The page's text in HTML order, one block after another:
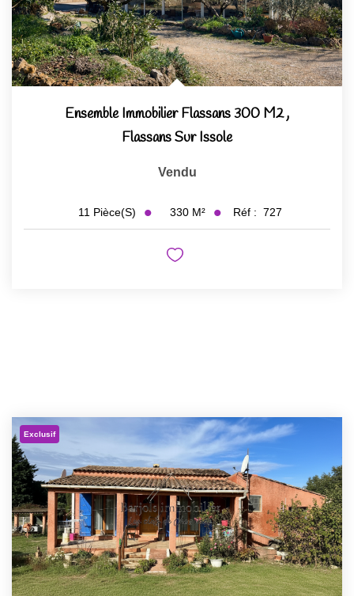
Ensemble Immobilier Flassans 300 M2,
Flassans Sur Issole
Vendu
11 Pièce(s) 330 M² Réf : 727
Exclusif